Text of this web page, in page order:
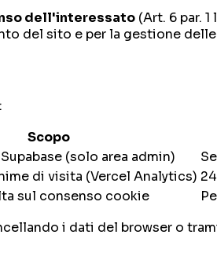
dell'interessato (Art. 6 par.
del sito e per la gestione
Scopo
(solo area admin)
di visita (Vercel Analytics)
sul consenso cookie
i dati del browser o